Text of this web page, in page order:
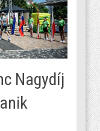
Nagydíj